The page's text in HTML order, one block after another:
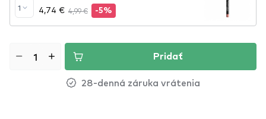
1
Nude Pink (SPL858)
4,74 € 4,99 € -5%
Pridať
28-denná záruka vrátenia